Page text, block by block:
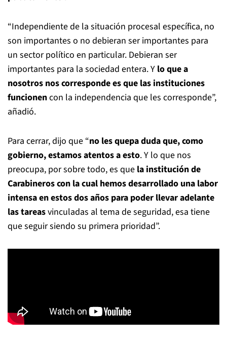
“Independiente de la situación procesal específica, no
son importantes o no debieran ser importantes para
un sector político en particular. Debieran ser
importantes para la sociedad entera. Y lo que a
nosotros nos corresponde es que las instituciones
funcionencon la independencia que les corresponde”,
añadió.
Para cerrar, dijo que “no les quepa duda que, como
gobierno, estamos atentos a esto. Y lo que nos
preocupa, por sobre todo, es que la institución de
Carabineros con la cual hemos desarrollado una labor
intensa en estos dos años para poder llevar adelante
las tareasvinculadas al tema de seguridad, esa tiene
que seguir siendo su primera prioridad”.